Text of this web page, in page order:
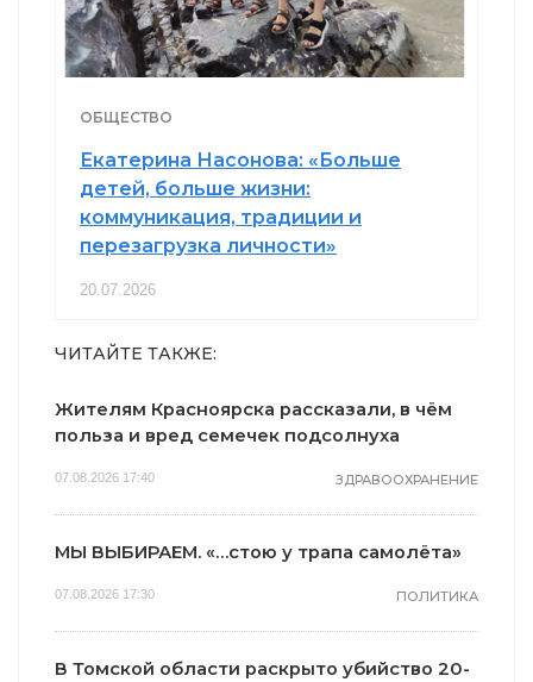
ОБЩЕСТВО
Екатерина Насонова: «Больше
детей, больше жизни:
коммуникация, традиции и
перезагрузка личности»
20.07.2026
ЧИТАЙТЕ ТАКЖЕ:
Жителям Красноярска рассказали, в чём
польза и вред семечек подсолнуха
07.08.2026 17:40 ЗДРАВООХРАНЕНИЕ
МЫ ВЫБИРАЕМ. «…стою у трапа самолёта»
07.08.2026 17:30 ПОЛИТИКА
В Томской области раскрыто убийство 20-